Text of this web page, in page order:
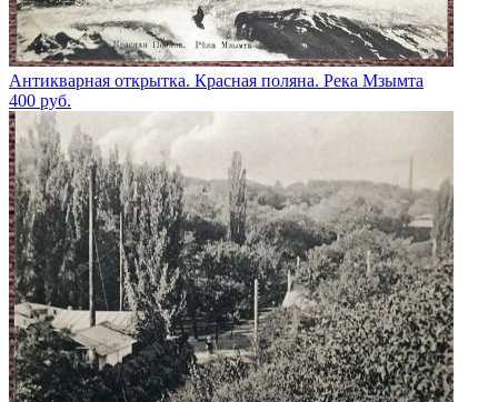
Антикварная открытка. Красная поляна. Река Мзымта
400 руб.